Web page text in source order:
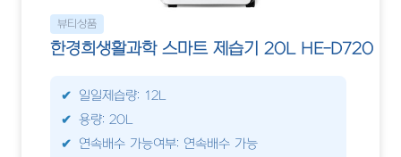
뷰티상품
한경희생활과학 스마트 제습기 20L HE-D720
일일제습량: 12L
용량: 20L
연속배수 가능여부: 연속배수 가능